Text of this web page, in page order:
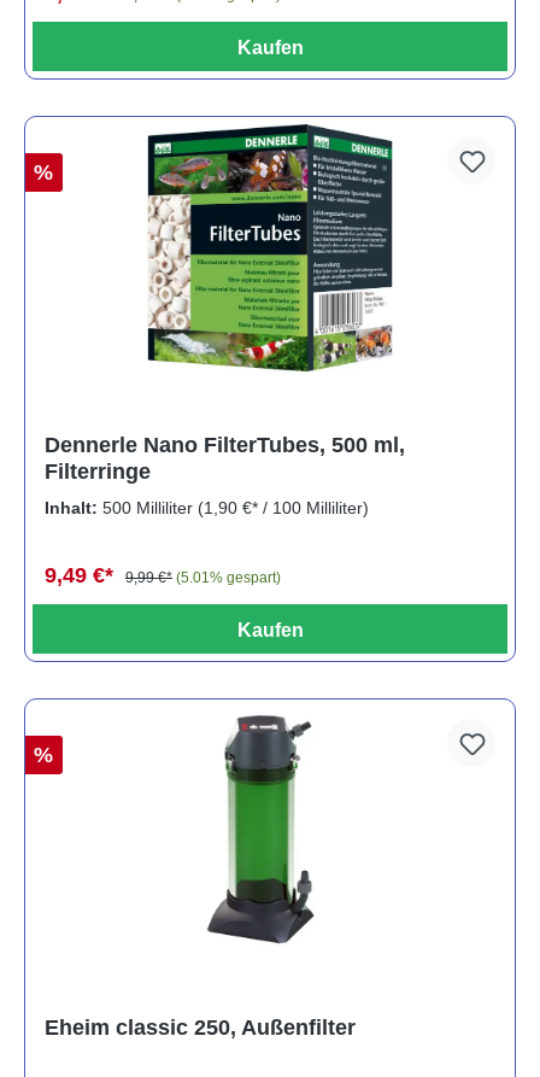
Kaufen
%
Dennerle Nano FilterTubes, 500 ml,
Filterringe
Inhalt: 500 Milliliter (1,90 €* / 100 Milliliter)
9,49 €* 9,99 €* (5.01% gespart)
Kaufen
%
Eheim classic 250, Außenfilter